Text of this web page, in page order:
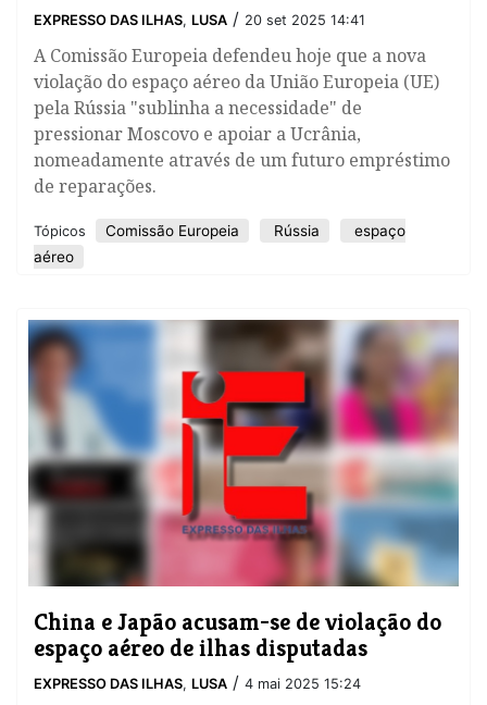
EXPRESSO DAS ILHAS, LUSA / 20 set 2025 14:41
A Comissão Europeia defendeu hoje que a nova
violação do espaço aéreo da União Europeia (UE)
pela Rússia "sublinha a necessidade" de
pressionar Moscovo e apoiar a Ucrânia,
nomeadamente através de um futuro empréstimo
de reparações.
Tópicos Comissão Europeia Rússia
espaço
aéreo
China e Japão acusam-se de violação do
espaço aéreo de ilhas disputadas
EXPRESSO DAS ILHAS, LUSA / 4 mai 2025 15:24